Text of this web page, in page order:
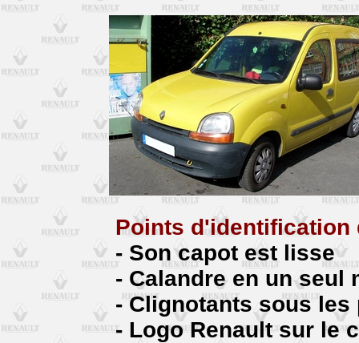
Points d'identification
- Son capot est lisse
- Calandre en un seul
- Clignotants sous les
- Logo Renault sur le